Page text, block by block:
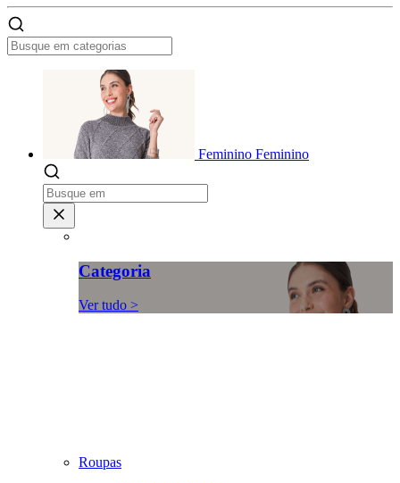
Feminino Feminino
Categoria
Ver tudo >
Roupas